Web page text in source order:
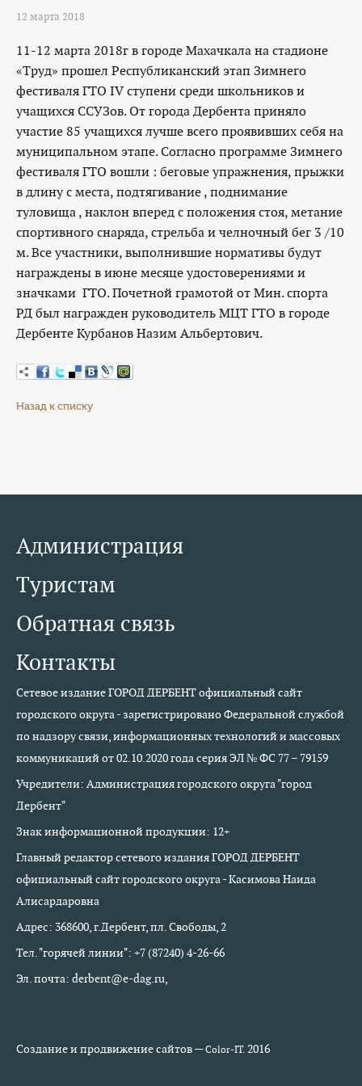
12 марта 2018
11-12 марта 2018г в городе Махачкала на стадионе
«Труд» прошел Республиканский этап Зимнего
фестиваля ГТО IV ступени среди школьников и
учащихся ССУЗов. От города Дербента приняло
участие 85 учащихся лучше всего проявивших себя на
муниципальном этапе. Согласно программе Зимнего
фестиваля ГТО вошли : беговые упражнения, прыжки
в длину с места, подтягивание , поднимание
туловища , наклон вперед с положения стоя, метание
спортивного снаряда, стрельба и челночный бег 3 /10
м. Все участники, выполнившие нормативы будут
награждены в июне месяце удостоверениями и
значками ГТО. Почетной грамотой от Мин. спорта
РД был награжден руководитель МЦТ ГТО в городе
Дербенте Курбанов Назим Альбертович.
Назад к списку
Администрация
Туристам
Обратная связь
Контакты
Сетевое издание ГОРОД ДЕРБЕНТ официальный сайт
городского округа - зарегистрировано Федеральной службой
по надзору связи, информационных технологий и массовых
коммуникаций от 02.10.2020 года серия ЭЛ № ФС 77 – 79159
Учредители: Администрация городского округа "город
Дербент"
Знак информационной продукции: 12+
Главный редактор сетевого издания ГОРОД ДЕРБЕНТ
официальный сайт городского округа - Касимова Наида
Алисардаровна
Адрес: 368600, г.Дербент, пл. Свободы, 2
Тел. "горячей линии": +7 (87240) 4-26-66
Эл. почта: derbent@e-dag.ru,
Создание и продвижение сайтов —Color-IT.2016